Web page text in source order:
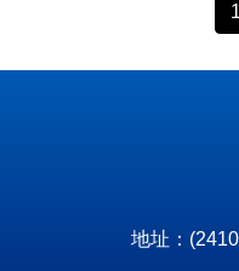
1
地址：